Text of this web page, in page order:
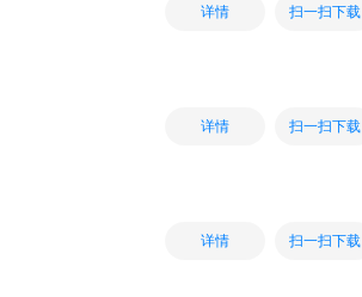
详情 扫一扫下载
详情 扫一扫下载
详情 扫一扫下载